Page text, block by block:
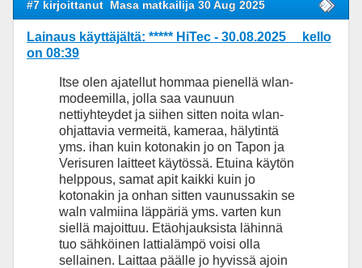
#7 kirjoittanut Masa matkailija 30 Aug 2025
Lainaus käyttäjältä: ***** HiTec - 30.08.2025 kello
on 08:39
Itse olen ajatellut hommaa pienellä wlan-
modeemilla, jolla saa vaunuun
nettiyhteydet ja siihen sitten noita wlan-
ohjattavia vermeitä, kameraa, hälytintä
yms. ihan kuin kotonakin jo on Tapon ja
Verisuren laitteet käytössä. Etuina käytön
helppous, samat apit kaikki kuin jo
kotonakin ja onhan sitten vaunussakin se
waln valmiina läppäriä yms. varten kun
siellä majoittuu. Etäohjauksista lähinnä
tuo sähköinen lattialämpö voisi olla
sellainen. Laittaa päälle jo hyvissä ajoin